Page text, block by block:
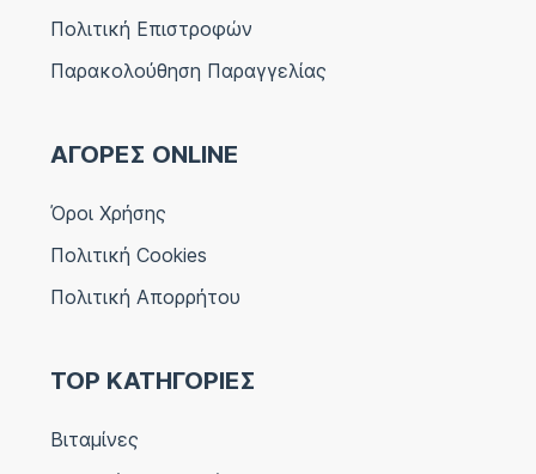
Πολιτική Επιστροφών
Παρακολούθηση Παραγγελίας
ΑΓΟΡΕΣ ONLINE
Όροι Χρήσης
Πολιτική Cookies
Πολιτική Απορρήτου
TOP ΚΑΤΗΓΟΡΙΕΣ
Βιταμίνες